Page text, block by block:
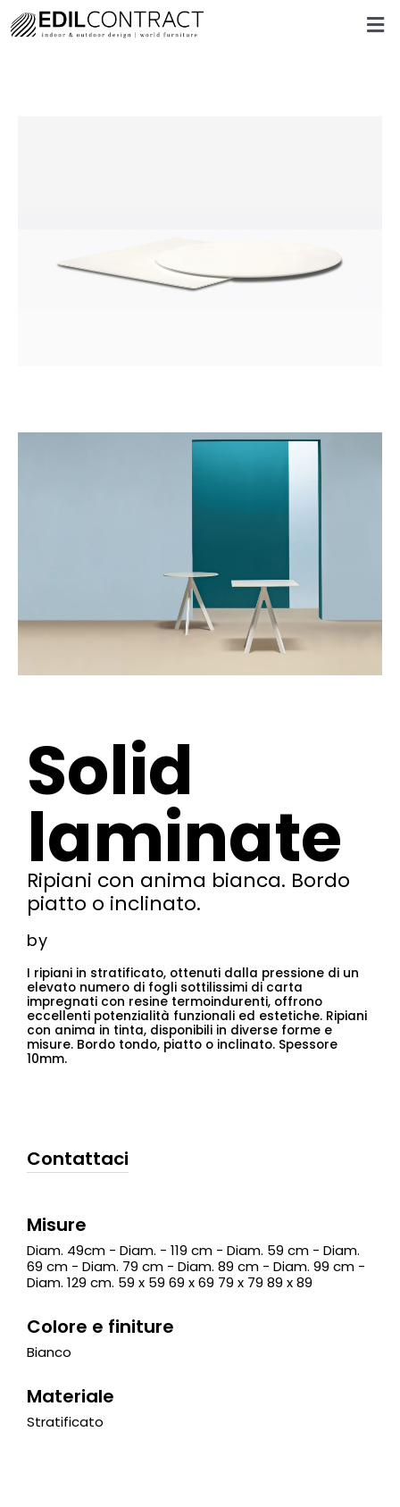
Solid
laminate
Ripiani con anima bianca. Bordo
piatto o inclinato.
by
I ripiani in stratificato, ottenuti dalla pressione di un
elevato numero di fogli sottilissimi di carta
impregnati con resine termoindurenti, offrono
eccellenti potenzialità funzionali ed estetiche. Ripiani
con anima in tinta, disponibili in diverse forme e
misure. Bordo tondo, piatto o inclinato. Spessore
10mm.
Contattaci
Misure
Diam. 49cm - Diam. - 119 cm - Diam. 59 cm - Diam.
69 cm - Diam. 79 cm - Diam. 89 cm - Diam. 99 cm -
Diam. 129 cm. 59 x 59 69 x 69 79 x 79 89 x 89
Colore e finiture
Bianco
Materiale
Stratificato